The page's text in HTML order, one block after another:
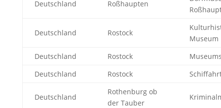
Deutschland Roßhaupten
Deutschland Rostock
Museum
Deutschland
Rostock
Deutschland
Rostock
Deutschland
Rothenburg ob
der Tauber